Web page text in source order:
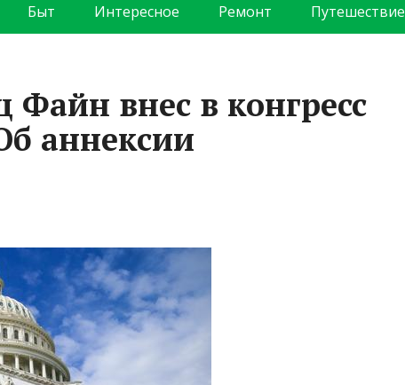
Быт Интересное Ремонт Путешествие
Файн внес в конгресс
аннексии